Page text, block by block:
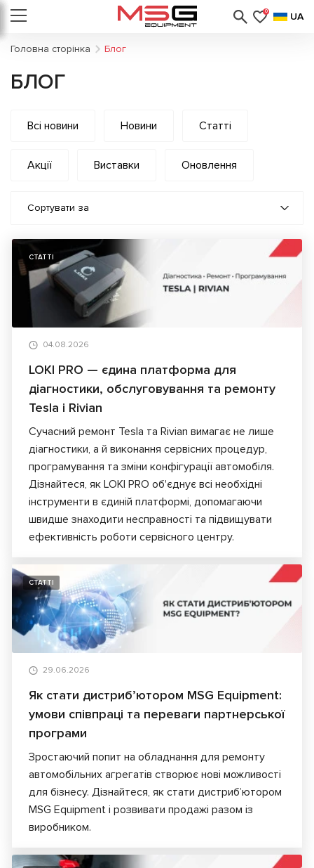
0 UA
Головна сторінка Блог
БЛОГ
Всі новини Новини Статті
Акції Виставки Оновлення
Сортувати за
СТАТТІ
04.08.2026
LOKI PRO — єдина платформа для
діагностики, обслуговування та ремонту
Tesla і Rivian
Сучасний ремонт Tesla та Rivian вимагає не лише
діагностики, а й виконання сервісних процедур,
програмування та зміни конфігурації автомобіля.
Дізнайтеся, як LOKI PRO об'єднує всі необхідні
інструменти в єдиній платформі, допомагаючи
швидше знаходити несправності та підвищувати
ефективність роботи сервісного центру.
СТАТТІ
29.06.2026
Як стати дистриб’ютором MSG Equipment:
умови співпраці та переваги партнерської
програми
Зростаючий попит на обладнання для ремонту
автомобільних агрегатів створює нові можливості
для бізнесу. Дізнайтеся, як стати дистриб’ютором
MSG Equipment і розвивати продажі разом із
виробником.